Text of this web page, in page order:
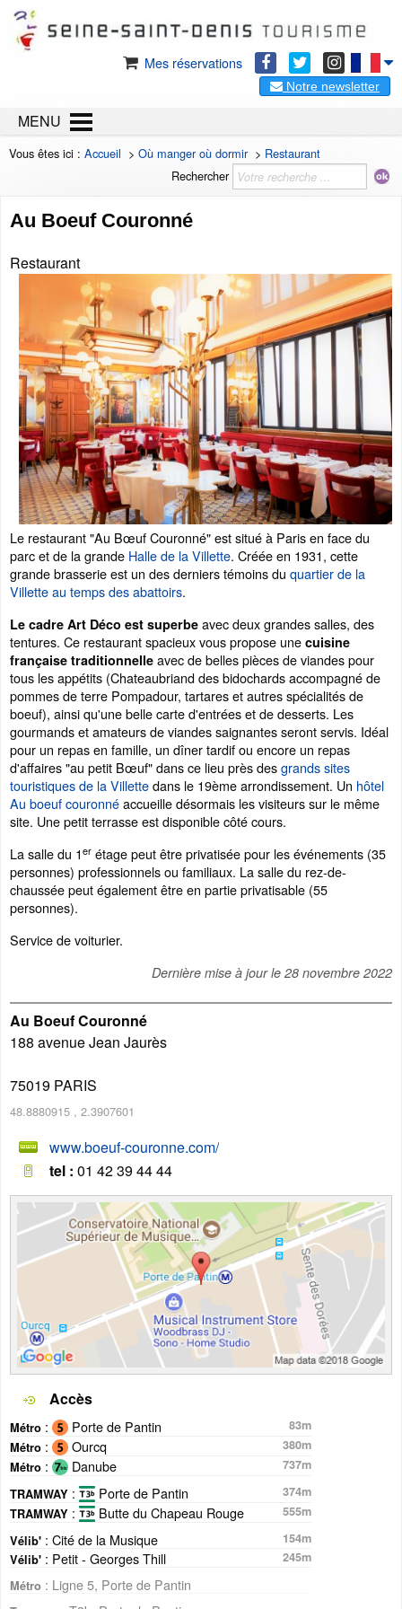
Mes réservations
Notre newsletter
MENU
Vous êtes ici : Accueil > Où manger où dormir> Restaurant
Rechercher
Au Boeuf Couronné
Restaurant
Le restaurant "Au Bœuf Couronné" est situé à Paris en face du
parc et de la grande Halle de la Villette. Créée en 1931, cette
grande brasserie est un des derniers témoins du quartier de la
Villette au temps des abattoirs.
Le cadre Art Déco est superbe avec deux grandes salles, des
tentures. Ce restaurant spacieux vous propose une cuisine
française traditionnelle avec de belles pièces de viandes pour
tous les appétits (Chateaubriand des bidochards accompagné de
pommes de terre Pompadour, tartares et autres spécialités de
boeuf), ainsi qu'une belle carte d'entrées et de desserts. Les
gourmands et amateurs de viandes saignantes seront servis. Idéal
pour un repas en famille, un dîner tardif ou encore un repas
d'affaires "au petit Bœuf" dans ce lieu près desgrands sites
touristiques de la Villettedans le 19ème arrondissement. Un hôtel
Au boeuf couronnéaccueille désormais les visiteurs sur le même
site. Une petit terrasse est disponible côté cours.
La salle du 1 er étage peut être privatisée pour les événements (35
personnes) professionnels ou familiaux. La salle du rez-de-
chaussée peut également être en partie privatisable (55
personnes).
Service de voiturier.
Dernière mise à jour le 28 novembre 2022
Au Boeuf Couronné
188 avenue Jean Jaurès
75019 PARIS
48.8880915 , 2.3907601
www.boeuf-couronne.com/
tel : 01 42 39 44 44
Accès
Métro : Porte de Pantin
83m
Métro : Ourcq
380m
Métro : Danube
737m
TRAMWAY : Porte de Pantin
374m
TRAMWAY : Butte du Chapeau Rouge
555m
Vélib' : Cité de la Musique
154m
Vélib' : Petit - Georges Thill
245m
Métro : Ligne 5, Porte de Pantin